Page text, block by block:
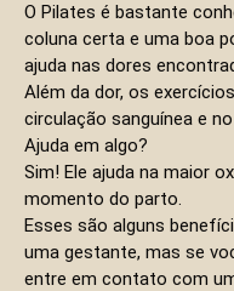
O Pilates é bastante
coluna certa e uma boa
ajuda nas dores
Além da dor, os
circulação sanguínea e
Ajuda em algo?
Sim! Ele ajuda na maior
momento do parto.
Esses são alguns
uma gestante, mas se
entre em contato com